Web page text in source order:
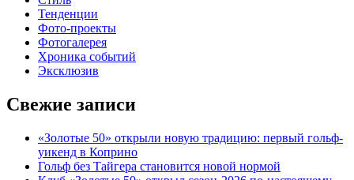
Тенденции
Фото-проекты
Фотогалерея
Хроника событий
Эксклюзив
Свежие записи
«Золотые 50» открыли новую традицию: первый гольф-
уикенд в Коприно
Гольф без Тайгера становится новой нормой